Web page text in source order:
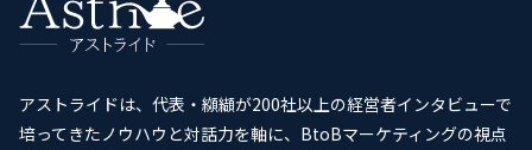
アストライドは、代表・纐纈が200社以上の経営者インタビューで
培ってきたノウハウと対話力を軸に、BtoBマーケティングの視点